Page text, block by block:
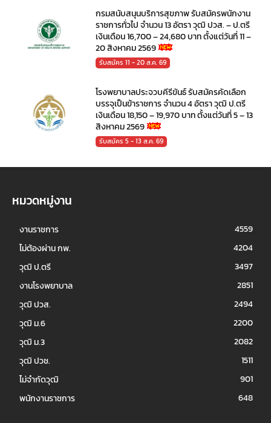
กรมสนับสนุนบริการสุขภาพ รับสมัครพนักงาน
ราชการทั่วไป จำนวน 13 อัตรา วุฒิ ปวส. – ป.ตรี
เงินเดือน 16,700 – 24,680 บาท ตั้งแต่วันที่ 11 –
20 สิงหาคม 2569
รับสมัคร 11 - 20 ส.ค. 69
โรงพยาบาลประจวบคีรีขันธ์ รับสมัครคัดเลือก
บรรจุเป็นข้าราชการ จำนวน 4 อัตรา วุฒิ ป.ตรี
เงินเดือน 18,150 – 19,970 บาท ตั้งแต่วันที่ 5 – 13
สิงหาคม 2569
รับสมัคร 5 - 13 ส.ค. 69
หมวดหมู่งาน
งานราชการ
4559
ไม่ต้องผ่าน กพ.
4204
วุฒิ ป.ตรี
3497
งานโรงพยาบาล
2851
วุฒิ ปวส.
2494
วุฒิ ม.6
2200
วุฒิ ม.3
2082
วุฒิ ปวช.
1511
ไม่จำกัดวุฒิ
901
พนักงานราชการ
648